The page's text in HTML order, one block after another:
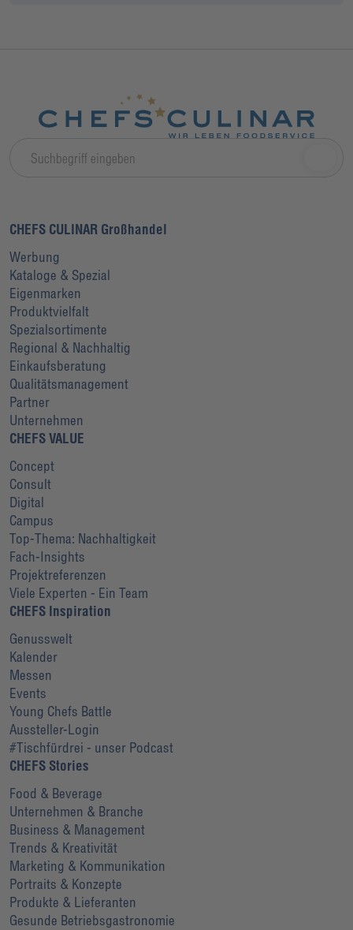
CHEFS CULINAR Großhandel
Werbung
Kataloge & Spezial
Eigenmarken
Produktvielfalt
Spezialsortimente
Regional & Nachhaltig
Einkaufsberatung
Qualitätsmanagement
Partner
Unternehmen
CHEFS VALUE
Concept
Consult
Digital
Campus
Top-Thema: Nachhaltigkeit
Fach-Insights
Projektreferenzen
Viele Experten - Ein Team
CHEFS Inspiration
Genusswelt
Kalender
Messen
Events
Young Chefs Battle
Aussteller-Login
#Tischfürdrei - unser Podcast
CHEFS Stories
Food & Beverage
Unternehmen & Branche
Business & Management
Trends & Kreativität
Marketing & Kommunikation
Portraits & Konzepte
Produkte & Lieferanten
Gesunde Betriebsgastronomie